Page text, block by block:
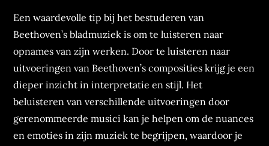
Een waardevolle tip bij het bestuderen van
Beethoven’s bladmuziek is om te luisteren naar
opnames van zijn werken. Door te luisteren naar
uitvoeringen van Beethoven’s composities krijg je een
dieper inzicht in interpretatie en stijl. Het
beluisteren van verschillende uitvoeringen door
gerenommeerde musici kan je helpen om de nuances
en emoties in zijn muziek te begrijpen, waardoor je